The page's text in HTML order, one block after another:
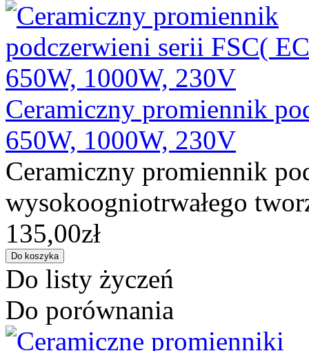
Ceramiczny promiennik
650W, 1000W, 230V
Ceramiczny promiennik
wysokoogniotrwałego
135,00zł
Do listy życzeń
Do porównania